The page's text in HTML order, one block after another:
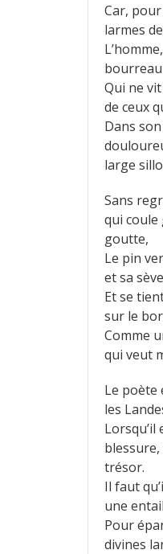
Car,
larmes
Qui ne vit
de ceux
Dans
large
Sans
qui coule
goutte,
Le pin
et sa
Et se
sur le
Comme
qui veut
Le poète
les
Lorsqu’il
trésor.
Il faut
une
Pour
divines